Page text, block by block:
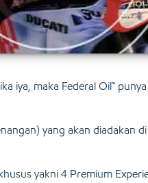
iya, maka Federal Oil™
yang akan diadakan di
yakni 4 Premium